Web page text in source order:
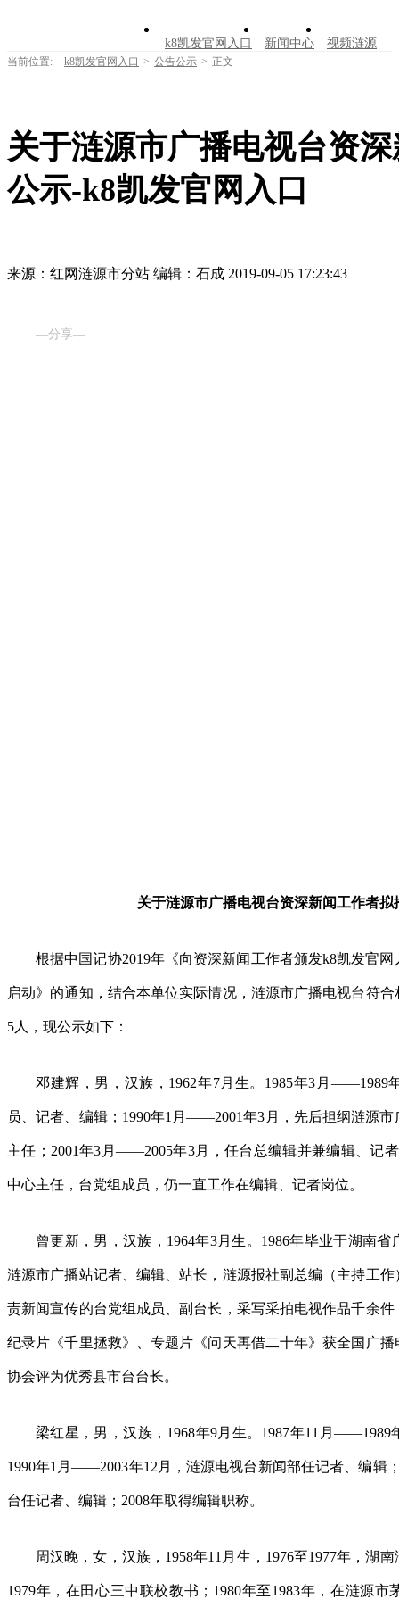
k8凯发官网入口 新闻中心 视频涟源
走进涟源
当前位置: k8凯发官网入口 > 公告公示 > 正文
关于涟源市广播电视台资
公示-k8凯发官网入口
来源：红网涟源市分站 编辑：石成 2019-09-05 17:23:43
—分享—
关于涟源市广播电视台资深新闻工作者拟
根据中国记协2019年《向资深新闻工作者颁发k8凯发官
启动》的通知，结合本单位实际情况，涟源市广播电视台符
5人，现公示如下：
邓建辉，男，汉族，1962年7月生。1985年3月——1989
员、记者、编辑；1990年1月——2001年3月，先后担纲涟源
主任；2001年3月——2005年3月，任台总编辑并兼编辑、记
中心主任，台党组成员，仍一直工作在编辑、记者岗位。
曾更新，男，汉族，1964年3月生。1986年毕业于湖南
涟源市广播站记者、编辑、站长，涟源报社副总编（主持工
责新闻宣传的台党组成员、副台长，采写采拍电视作品千余
纪录片《千里拯救》、专题片《问天再借二十年》获全国广
协会评为优秀县市台台长。
梁红星，男，汉族，1968年9月生。1987年11月——1989
1990年1月——2003年12月，涟源电视台新闻部任记者、编辑
台任记者、编辑；2008年取得编辑职称。
周汉晚，女，汉族，1958年11月生，1976至1977年，湖
1979年，在田心三中联校教书；1980年至1983年，在涟源市